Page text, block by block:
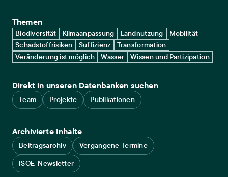
Themen
Biodiversität Klimaanpassung Landnutzung
Mobilität
Schadstoffrisiken
Suffizienz
Transformation
Veränderung ist möglich
Wasser Wissen und Partizipation
Direkt in unseren Datenbanken suchen
Team Projekte Publikationen
Archivierte Inhalte
Beitragsarchiv
Vergangene Termine
ISOE-Newsletter